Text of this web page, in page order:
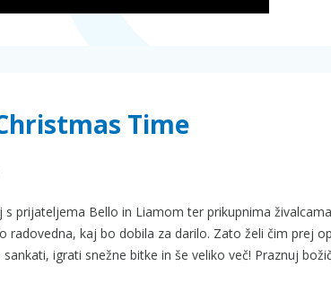
Time
s prijateljema Bello in Liamom ter prikupnima
radovedna, kaj bo dobila za darilo. Zato želi čim prej
igrati snežne bitke in še veliko več! Praznuj